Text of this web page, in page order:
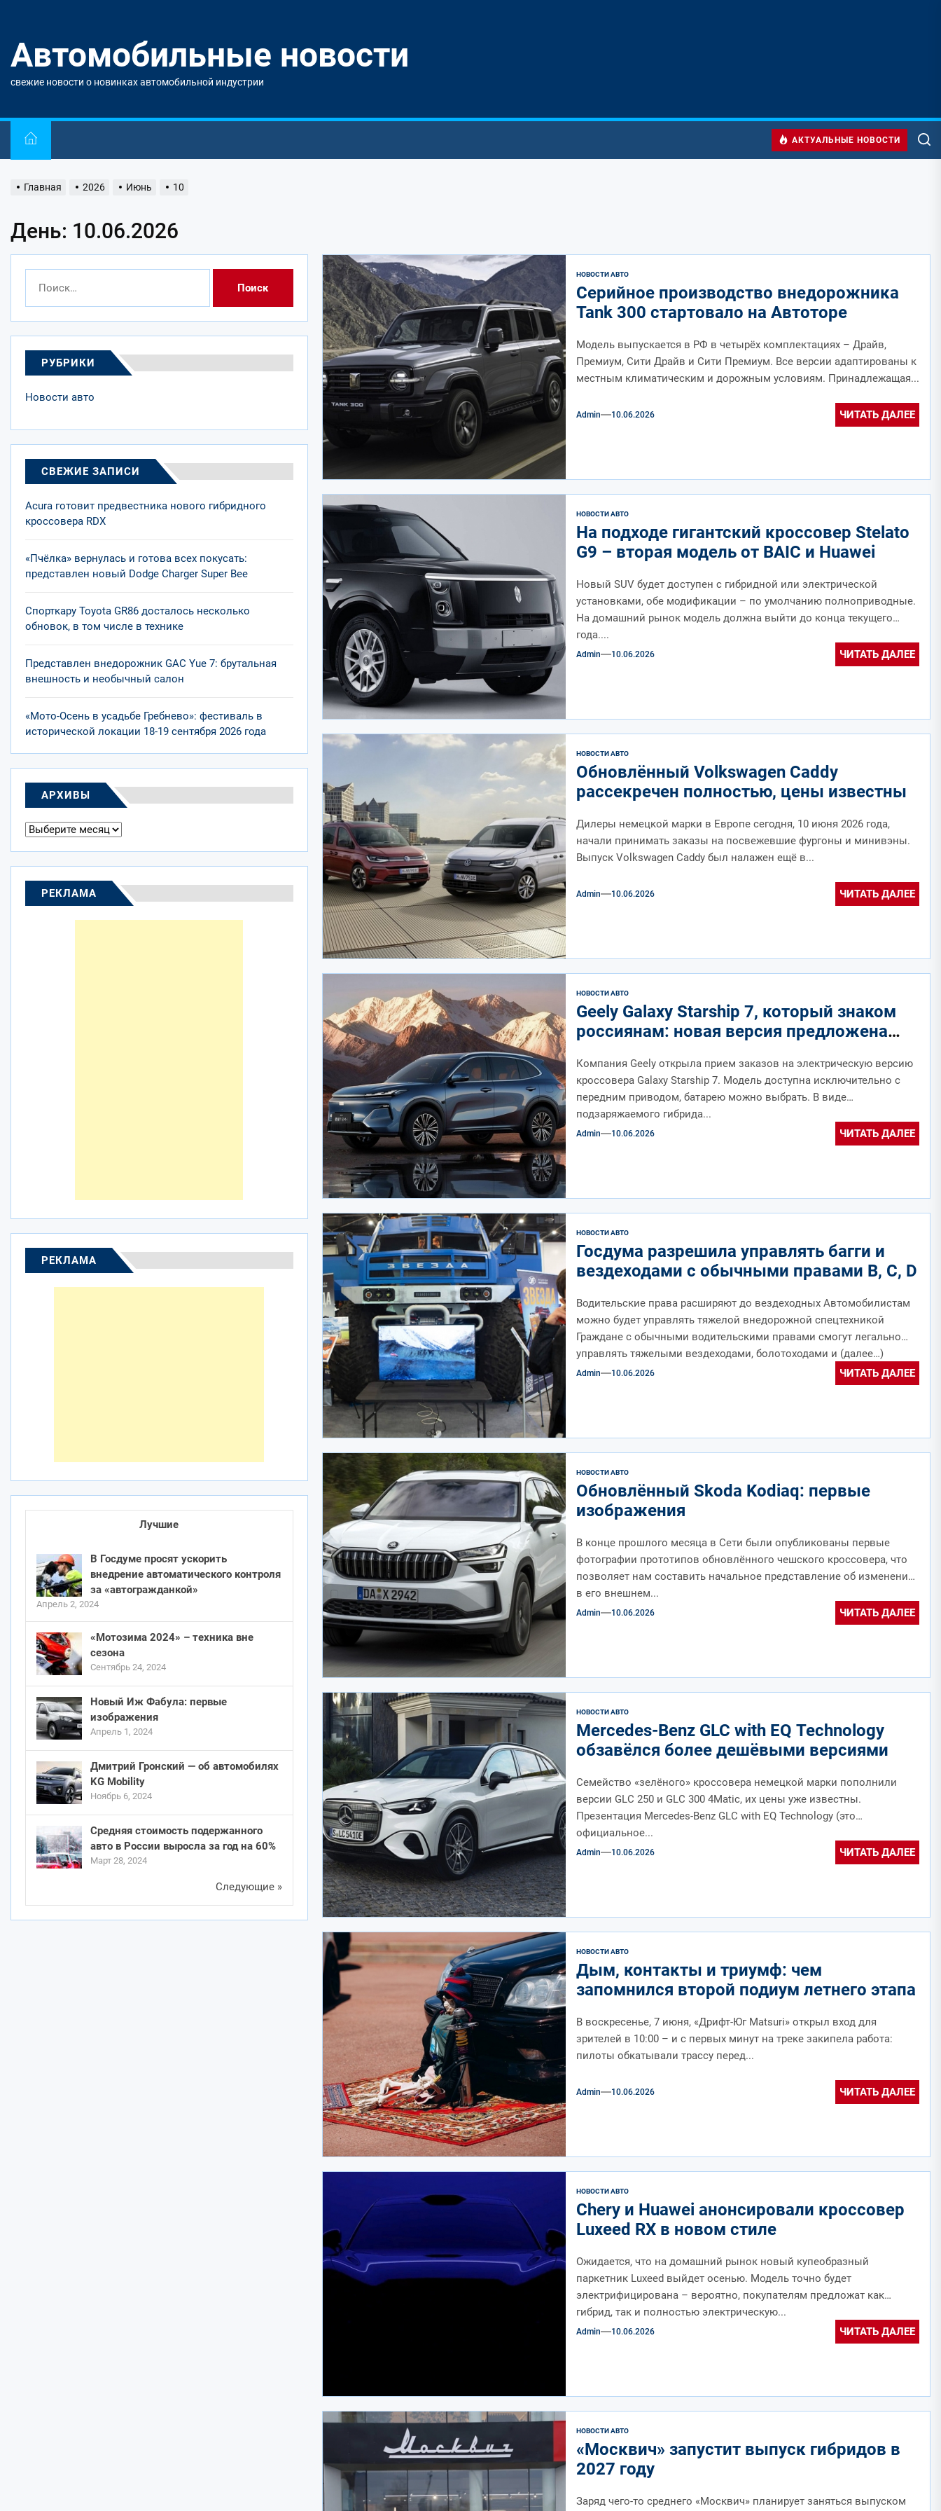
содержимому
Автомобильные новости
свежие новости о новинках автомобильной индустрии
АКТУАЛЬНЫЕ НОВОСТИ
Главная 2026 Июнь 10
День: 10.06.2026
НОВОСТИ АВТО
Серийное производство внедорожника
Tank 300 стартовало на Автоторе
Модель выпускается в РФ в четырёх комплектациях – Драйв,
Премиум, Сити Драйв и Сити Премиум. Все версии адаптированы к
местным климатическим и дорожным условиям. Принадлежащая...
Admin 10.06.2026 ЧИТАТЬ ДАЛЕЕ
НОВОСТИ АВТО
На подходе гигантский кроссовер Stelato
G9 – вторая модель от BAIC и Huawei
Новый SUV будет доступен с гибридной или электрической
установками, обе модификации – по умолчанию полноприводные.
На домашний рынок модель должна выйти до конца текущего
года....
Admin 10.06.2026 ЧИТАТЬ ДАЛЕЕ
НОВОСТИ АВТО
Обновлённый Volkswagen Caddy
рассекречен полностью, цены известны
Дилеры немецкой марки в Европе сегодня, 10 июня 2026 года,
начали принимать заказы на посвежевшие фургоны и минивэны.
Выпуск Volkswagen Caddy был налажен ещё в...
Admin 10.06.2026 ЧИТАТЬ ДАЛЕЕ
НОВОСТИ АВТО
Geely Galaxy Starship 7, который знаком
россиянам: новая версия предложена
Компания Geely открыла прием заказов на электрическую версию
кроссовера Galaxy Starship 7. Модель доступна исключительно с
передним приводом, батарею можно выбрать. В виде
подзаряжаемого гибрида...
Admin 10.06.2026 ЧИТАТЬ ДАЛЕЕ
НОВОСТИ АВТО
Госдума разрешила управлять багги и
вездеходами с обычными правами B, C, D
Водительские права расширяют до вездеходных Автомобилистам
можно будет управлять тяжелой внедорожной спецтехникой
Граждане с обычными водительскими правами смогут легально
управлять тяжелыми вездеходами, болотоходами и (далее…)
Admin 10.06.2026 ЧИТАТЬ ДАЛЕЕ
НОВОСТИ АВТО
Обновлённый Skoda Kodiaq: первые
изображения
В конце прошлого месяца в Сети были опубликованы первые
фотографии прототипов обновлённого чешского кроссовера, что
позволяет нам составить начальное представление об изменениях
в его внешнем...
Admin 10.06.2026 ЧИТАТЬ ДАЛЕЕ
НОВОСТИ АВТО
Mercedes-Benz GLC with EQ Technology
обзавёлся более дешёвыми версиями
Семейство «зелёного» кроссовера немецкой марки пополнили
версии GLC 250 и GLC 300 4Matic, их цены уже известны.
Презентация Mercedes-Benz GLC with EQ Technology (это
официальное...
Admin 10.06.2026 ЧИТАТЬ ДАЛЕЕ
НОВОСТИ АВТО
Дым, контакты и триумф: чем
запомнился второй подиум летнего этапа
В воскресенье, 7 июня, «Дрифт-Юг Matsuri» открыл вход для
зрителей в 10:00 – и с первых минут на треке закипела работа:
пилоты обкатывали трассу перед...
Admin 10.06.2026 ЧИТАТЬ ДАЛЕЕ
НОВОСТИ АВТО
Chery и Huawei анонсировали кроссовер
Luxeed RX в новом стиле
Ожидается, что на домашний рынок новый купеобразный
паркетник Luxeed выйдет осенью. Модель точно будет
электрифицирована – вероятно, покупателям предложат как
гибрид, так и полностью электрическую...
Admin 10.06.2026 ЧИТАТЬ ДАЛЕЕ
НОВОСТИ АВТО
«Москвич» запустит выпуск гибридов в
2027 году
Заряд чего-то среднего «Москвич» планирует заняться выпуском
РУБРИКИ
Новости авто
СВЕЖИЕ ЗАПИСИ
Acura готовит предвестника нового гибридного
кроссовера RDX
«Пчёлка» вернулась и готова всех покусать:
представлен новый Dodge Charger Super Bee
Спорткару Toyota GR86 досталось несколько
обновок, в том числе в технике
Представлен внедорожник GAC Yue 7: брутальная
внешность и необычный салон
«Мото-Осень в усадьбе Гребнево»: фестиваль в
исторической локации 18-19 сентября 2026 года
АРХИВЫ
Архивы
РЕКЛАМА
РЕКЛАМА
Лучшие
В Госдуме просят ускорить
внедрение автоматического контроля
за «автогражданкой»
Апрель 2, 2024
«Мотозима 2024» – техника вне
сезона
Сентябрь 24, 2024
Новый Иж Фабула: первые
изображения
Апрель 1, 2024
Дмитрий Гронский — об автомобилях
KG Mobility
Ноябрь 6, 2024
Средняя стоимость подержанного
авто в России выросла за год на 60%
Март 28, 2024
Следующие »